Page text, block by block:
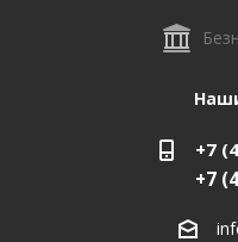
+7
+7